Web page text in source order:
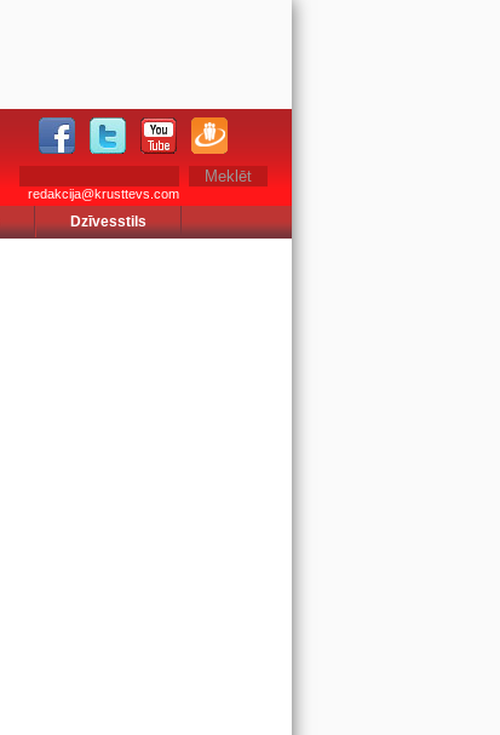
redakcija@krusttevs.com
Dzīvesstils